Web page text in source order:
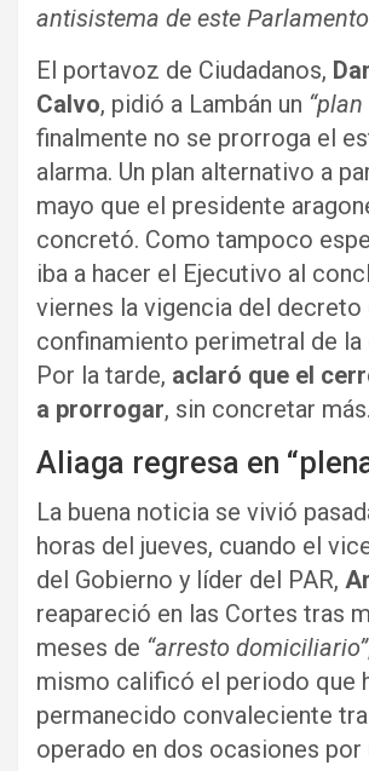
antisistema de este
El portavoz de Ciudadanos,
Calvo, pidió a Lambán un “plan
finalmente no se prorroga el
alarma. Un plan alternativo a
mayo que el presidente
concretó. Como tampoco
iba a hacer el Ejecutivo al
viernes la vigencia del decreto
confinamiento perimetral de la
Por la tarde, aclaró que el
a prorrogar, sin concretar más.
Aliaga regresa en
La buena noticia se vivió
horas del jueves, cuando el
del Gobierno y líder del PAR,
reapareció en las Cortes tras
meses de “arresto domiciliario”
mismo calificó el periodo que
permanecido convaleciente
operado en dos ocasiones por